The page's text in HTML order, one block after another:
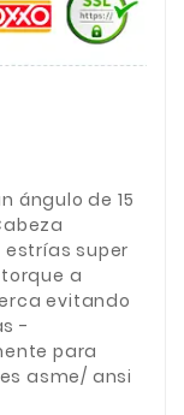
ángulo de 15
super
a
evitando
-
para
asme/ ansi